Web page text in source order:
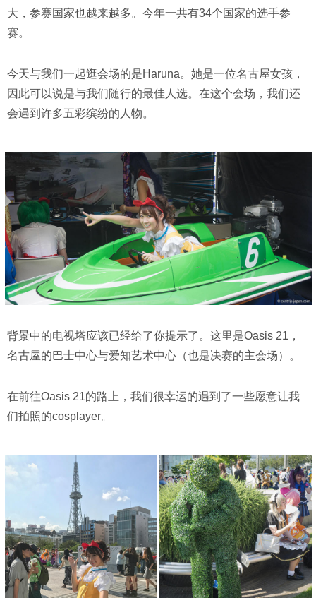
大，参赛国家也越来越多。今年一共有34个国家的选手参
赛。
今天与我们一起逛会场的是Haruna。她是一位名古屋女孩，
因此可以说是与我们随行的最佳人选。在这个会场，我们还
会遇到许多五彩缤纷的人物。
背景中的电视塔应该已经给了你提示了。这里是Oasis 21，
名古屋的巴士中心与爱知艺术中心（也是决赛的主会场）。
在前往Oasis 21的路上，我们很幸运的遇到了一些愿意让我
们拍照的cosplayer。